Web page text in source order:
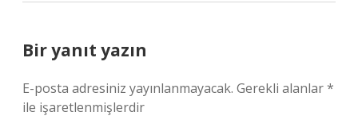
Bir yanıt yazın
E-posta adresiniz yayınlanmayacak. Gerekli alanlar*
ile işaretlenmişlerdir